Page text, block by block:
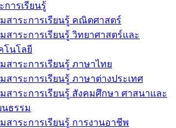
การเรียนรู้
สาระการเรียนรู้ คณิตศาสตร์
สาระการเรียนรู้ วิทยาศาสตร์และ
โนโลยี
สาระการเรียนรู้ ภาษาไทย
สาระการเรียนรู้ ภาษาต่างประเทศ
สาระการเรียนรู้ สังคมศึกษา ศาสนาและ
ธรรม
สาระการเรียนรู้ การงานอาชีพ